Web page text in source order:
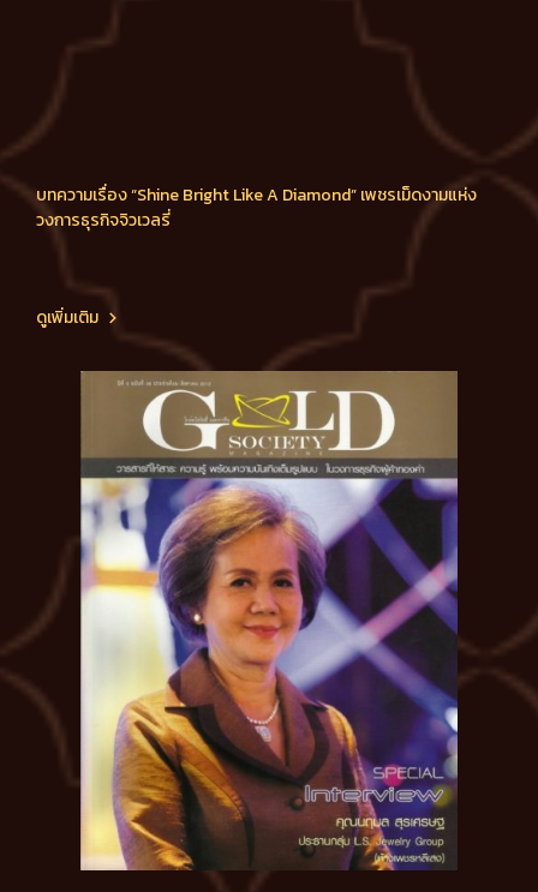
บทความเรื่อง “Shine Bright Like A Diamond” เพชรเม็ดงามแห่ง
วงการธุรกิจจิวเวลรี่
ดูเพิ่มเติม